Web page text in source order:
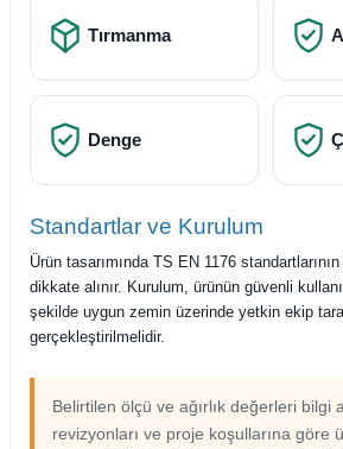
Tırmanma
Denge
Standartlar ve Kurulum
Ürün tasarımında TS EN 1176
dikkate alınır. Kurulum, ürünün güvenli
şekilde uygun zemin üzerinde yetkin ekip
gerçekleştirilmelidir.
Belirtilen ölçü ve ağırlık değerleri bilgi
revizyonları ve proje koşullarına göre